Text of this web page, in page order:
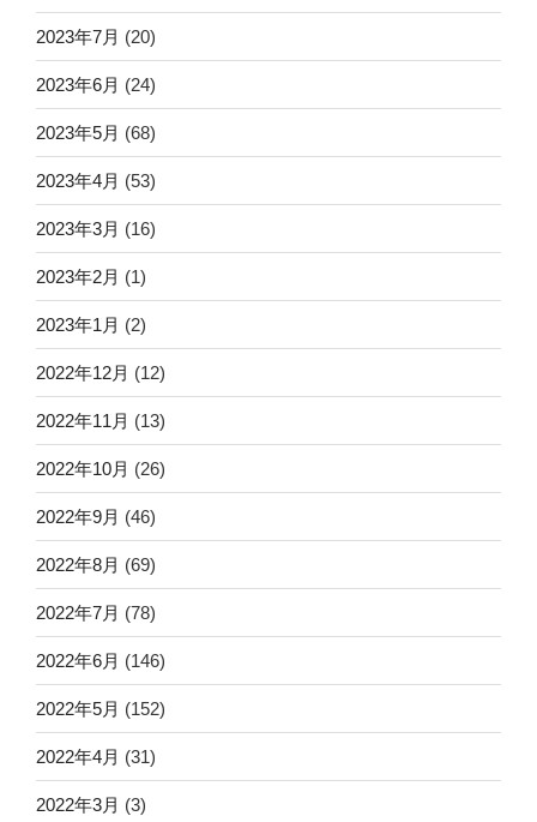
2023年7月 (20)
2023年6月 (24)
2023年5月 (68)
2023年4月 (53)
2023年3月 (16)
2023年2月 (1)
2023年1月 (2)
2022年12月 (12)
2022年11月 (13)
2022年10月 (26)
2022年9月 (46)
2022年8月 (69)
2022年7月 (78)
2022年6月 (146)
2022年5月 (152)
2022年4月 (31)
2022年3月 (3)